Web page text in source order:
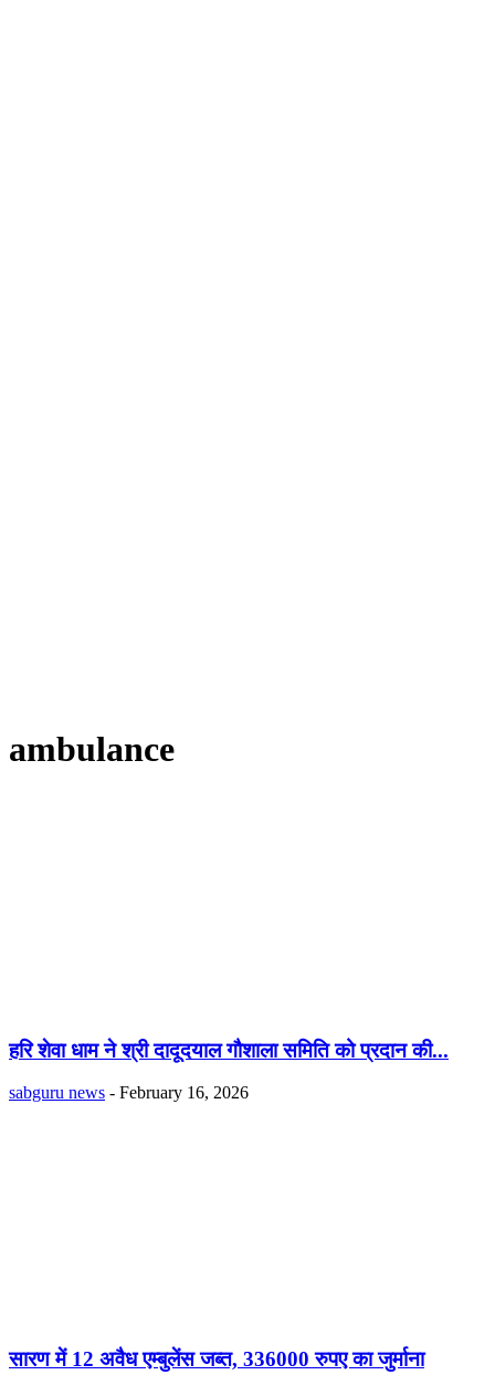
ambulance
हरि शेवा धाम ने श्री दादूदयाल गौशाला समिति को प्रदान की...
sabguru news - February 16, 2026
सारण में 12 अवैध एम्बुलेंस जब्त, 336000 रुपए का जुर्माना